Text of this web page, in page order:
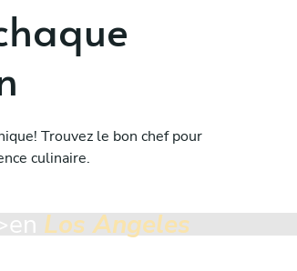
Trouvez le bon chef pour
culinaire.
enLos Angeles